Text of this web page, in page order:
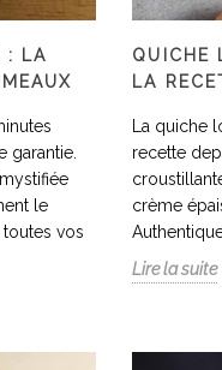
: LA
garantie.
le
vos
QUICHE
LA
La quiche
recette
crème
Lire la suite